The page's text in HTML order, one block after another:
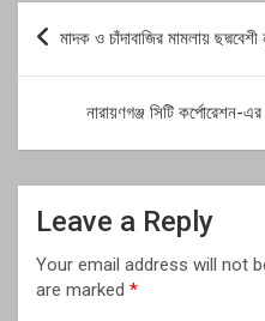
Post
মাদক ও চাঁদাবাজির মামলায়
নারায়ণগঞ্জ সিটি কর্পোরেশন-
Leave a Reply
Your email address will not
are marked *